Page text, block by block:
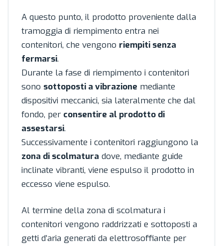
A questo punto, il prodotto proveniente dalla
tramoggia di riempimento entra nei
contenitori, che vengono riempiti senza
fermarsi.
Durante la fase di riempimento i contenitori
sono sottoposti a vibrazione mediante
dispositivi meccanici, sia lateralmente che dal
fondo, per consentire al prodotto di
assestarsi.
Successivamente i contenitori raggiungono la
zona di scolmatura dove, mediante guide
inclinate vibranti, viene espulso il prodotto in
eccesso viene espulso.
Al termine della zona di scolmatura i
contenitori vengono raddrizzati e sottoposti a
getti d’aria generati da elettrosoffiante per